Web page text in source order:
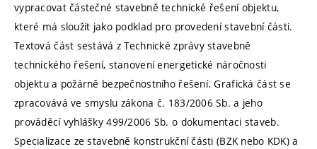
vypracovat částečné stavebně technické řešení objektu,
které má sloužit jako podklad pro provedení stavební části.
Textová část sestává z Technické zprávy stavebně
technického řešení, stanovení energetické náročnosti
objektu a požárně bezpečnostního řešení. Grafická část se
zpracovává ve smyslu zákona č. 183/2006 Sb. a jeho
prováděcí vyhlášky 499/2006 Sb. o dokumentaci staveb.
Specializace ze stavebně konstrukční části (BZK nebo KDK) a